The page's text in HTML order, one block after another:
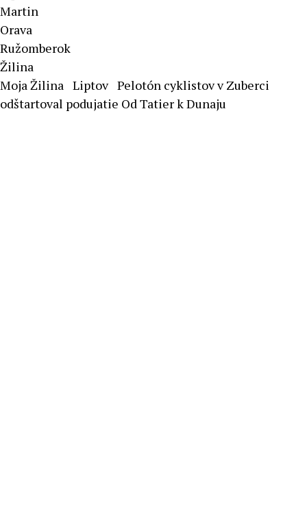
Martin
Orava
Ružomberok
Žilina
Moja Žilina Liptov Pelotón cyklistov v Zuberci
odštartoval podujatie Od Tatier k Dunaju